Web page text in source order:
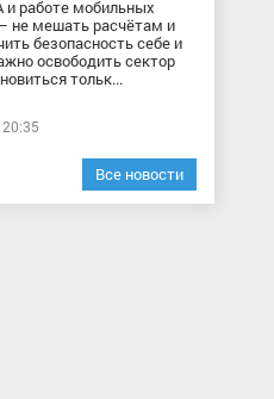
и работе мобильных
не мешать расчётам и
безопасность себе и
освободить сектор
тольк...
Все новости